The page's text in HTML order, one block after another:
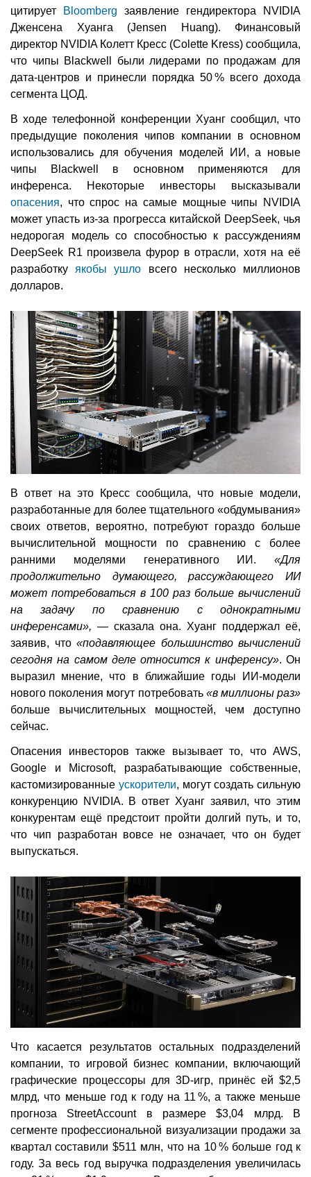
цитирует Bloomberg заявление гендиректора NVIDIA
Дженсена Хуанга (Jensen Huang). Финансовый
директор NVIDIA Колетт Кресс (Colette Kress) сообщила,
что чипы Blackwell были лидерами по продажам для
дата-центров и принесли порядка 50 % всего дохода
сегмента ЦОД.
В ходе телефонной конференции Хуанг сообщил, что
предыдущие поколения чипов компании в основном
использовались для обучения моделей ИИ, а новые
чипы Blackwell в основном применяются для
инференса. Некоторые инвесторы высказывали
опасения, что спрос на самые мощные чипы NVIDIA
может упасть из-за прогресса китайской DeepSeek, чья
недорогая модель со способностью к рассуждениям
DeepSeek R1 произвела фурор в отрасли, хотя на её
разработку якобы ушло всего несколько миллионов
долларов.
В ответ на это Кресс сообщила, что новые модели,
разработанные для более тщательного «обдумывания»
своих ответов, вероятно, потребуют гораздо больше
вычислительной мощности по сравнению с более
ранними моделями генеративного ИИ. «Для
продолжительно думающего, рассуждающего ИИ
может потребоваться в 100 раз больше вычислений
на задачу по сравнению с однократными
инференсами», — сказала она. Хуанг поддержал её,
заявив, что «подавляющее большинство вычислений
сегодня на самом деле относится к инференсу». Он
выразил мнение, что в ближайшие годы ИИ-модели
нового поколения могут потребовать «в миллионы раз»
больше вычислительных мощностей, чем доступно
сейчас.
Опасения инвесторов также вызывает то, что AWS,
Google и Microsoft, разрабатывающие собственные,
кастомизированные ускорители, могут создать сильную
конкуренцию NVIDIA. В ответ Хуанг заявил, что этим
конкурентам ещё предстоит пройти долгий путь, и то,
что чип разработан вовсе не означает, что он будет
выпускаться.
Что касается результатов остальных подразделений
компании, то игровой бизнес компании, включающий
графические процессоры для 3D-игр, принёс ей $2,5
млрд, что меньше год к году на 11 %, а также меньше
прогноза StreetAccount в размере $3,04 млрд. В
сегменте профессиональной визуализации продажи за
квартал составили $511 млн, что на 10 % больше год к
году. За весь год выручка подразделения увеличилась